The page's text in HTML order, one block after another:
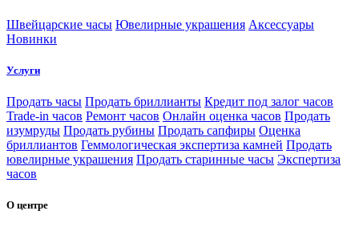
Швейцарские часы Ювелирные украшения Аксессуары
Новинки
Услуги
Продать часы Продать бриллианты Кредит под залог часов
Trade-in часов Ремонт часов Онлайн оценка часов Продать
изумруды Продать рубины Продать сапфиры Оценка
бриллиантов Геммологическая экспертиза камней Продать
ювелирные украшения Продать старинные часы Экспертиза
часов
О центре